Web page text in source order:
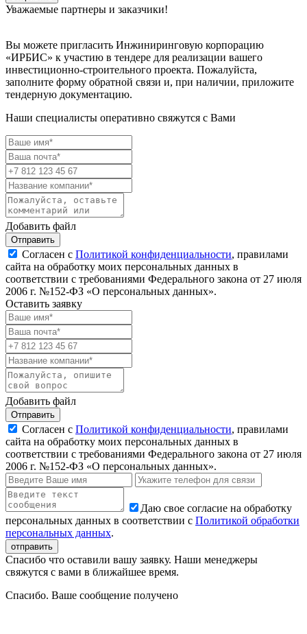
Уважаемые партнеры и заказчики!
Вы можете пригласить Инжиниринговую корпорацию
«ИРБИС» к участию в тендере для реализации вашего
инвестиционно-строительного проекта. Пожалуйста,
заполните форму обратной связи и, при наличии, приложите
тендерную документацию.
Наши специалисты оперативно свяжутся с Вами
Добавить файл
Отправить
Согласен с Политикой конфиденциальности, правилами
сайта на обработку моих персональных данных в
соответствии с требованиями Федерального закона от 27 июля
2006 г. №152-ФЗ «О персональных данных».
Оставить заявку
Добавить файл
Отправить
Согласен с Политикой конфиденциальности, правилами
сайта на обработку моих персональных данных в
соответствии с требованиями Федерального закона от 27 июля
2006 г. №152-ФЗ «О персональных данных».
Даю свое согласие на обработку
персональных данных в соответствии с Политикой обработки
персональных данных.
Спасибо что оставили вашу заявку. Наши менеджеры
свяжутся с вами в ближайшее время.
Спасибо. Ваше сообщение получено